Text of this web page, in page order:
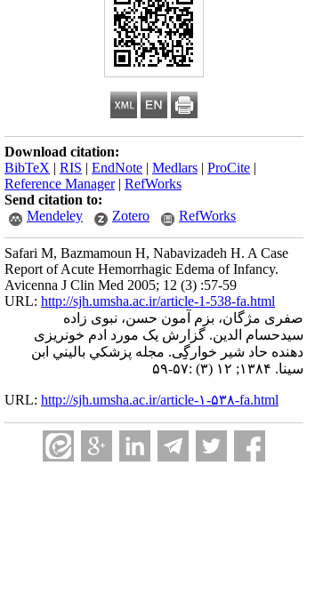
Download citation:
BibTeX | RIS | EndNote | Medlars | ProCite |
Reference Manager| RefWorks
Send citation to:
Mendeley
Zotero RefWorks
Safari M, Bazmamoun H, Nabavizadeh H. A Case
Report of Acute Hemorrhagic Edema of Infancy.
Avicenna J Clin Med 2005; 12 (3) :57-59
URL: http://sjh.umsha.ac.ir/article-1-538-fa.html
صفری مژگان، بزم آمون حسن، نبوی زاده
سیدحسام الدین. گزارش یک مورد ادم خونریزی
دهنده حاد شیر خوارگِِی. مجله پزشكي باليني ابن
سينا. ۱۳۸۴; ۱۲ (۳) :۵۷-۵۹
URL: http://sjh.umsha.ac.ir/article-۱-۵۳۸-fa.html